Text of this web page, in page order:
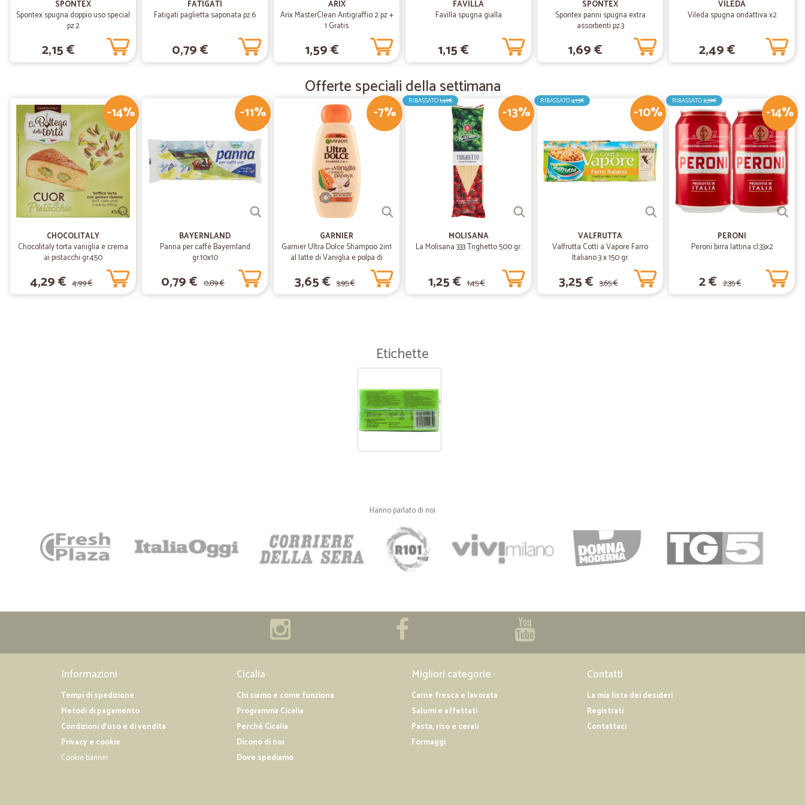
Veloce ed efficiente
09/10/2019
Davide giuseppe F.
Super veloci nella consegna e poi
Super veloci nella consegna e poi, il pagamento alla consegna é una comodità che non tutti
i venditori hanno .
SPONTEX
Spontex spugna doppio uso special
pz.2
2,15 €
FATIGATI
Fatigati paglietta saponata pz.6
0,79 €
ARIX
Arix MasterClean Antigraffio 2 pz +
1 Gratis
1,59 €
FAVILLA
Favilla spugna gialla
1,15 €
SPONTEX
Spontex panni spugna extra
assorbenti pz.3
1,69 €
VILEDA
Vileda spugna ondattiva x2
2,49 €
Offerte speciali della settimana
-14%
CHOCOLITALY
Chocolitaly torta vaniglia e crema
ai pistacchi gr.450
4,29 € 4,99 €
-11%
BAYERNLAND
Panna per caffè Bayernland
gr.10x10
0,79 € 0,89 €
-7%
GARNIER
Garnier Ultra Dolce Shampoo 2in1
al latte di Vaniglia e polpa di
Papaya per capelli lunghi, 300 ml.
3,65 € 3,95 €
-13%
RIBASSATO1,49€
MOLISANA
La Molisana 333 Trighetto 500 gr.
1,25 € 1,45 €
-10%
RIBASSATO4,15€
VALFRUTTA
Valfrutta Cotti a Vapore Farro
Italiano 3 x 150 gr.
3,25 € 3,65 €
-14%
RIBASSATO2,39€
PERONI
Peroni birra lattina cl.33x2
2 € 2,35 €
Etichette
Hanno parlato di noi
Informazioni
Tempi di spedizione
Metodi di pagamento
Condizioni d'uso e di vendita
Privacy e cookie
Cookie banner
Cicalia
Chi siamo e come funziona
Programma Cicalia
Perché Cicalia
Dicono di noi
Dove spediamo
Migliori categorie
Carne fresca e lavorata
Salumi e affettati
Pasta, riso e cerali
Formaggi
Contatti
La mia lista dei desideri
Registrati
Contattaci